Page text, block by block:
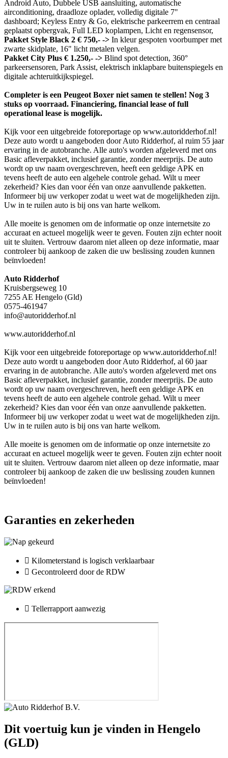
Android Auto, Dubbele USB aansluiting, automatische
airconditioning, draadloze oplader, volledig digitale 7"
dashboard; Keyless Entry & Go, elektrische parkeerrem en centraal
geplaatst opbergvak, Full LED koplampen, Licht en regensensor,
Pakket Style Black 2 € 750,- -> In kleur gespoten voorbumper met
zwarte skidplate, 16" licht metalen velgen.
Pakket City Plus € 1.250,- -> Blind spot detection, 360°
parkeersensoren, Park Assist, elektrisch inklapbare buitenspiegels en
digitale achteruitkijkspiegel.
Completer is een Peugeot Boxer niet samen te stellen! Nog 3
stuks op voorraad. Financiering, financial lease of full
operational lease is mogelijk.
Kijk voor een uitgebreide fotoreportage op www.autoridderhof.nl!
Deze auto wordt u aangeboden door Auto Ridderhof, al ruim 55 jaar
ervaring in de autobranche. Alle auto's worden afgeleverd met ons
Basic afleverpakket, inclusief garantie, zonder meerprijs. De auto
wordt op uw naam overgeschreven, heeft een geldige APK en
tevens heeft de auto een algehele controle gehad. Wilt u meer
zekerheid? Kies dan voor één van onze aanvullende pakketten.
Informeer bij uw verkoper zodat u weet wat de mogelijkheden zijn.
Uw in te ruilen auto is bij ons van harte welkom.
Alle moeite is genomen om de informatie op onze internetsite zo
accuraat en actueel mogelijk weer te geven. Fouten zijn echter nooit
uit te sluiten. Vertrouw daarom niet alleen op deze informatie, maar
controleer bij aankoop de zaken die uw beslissing zouden kunnen
beïnvloeden!
Auto Ridderhof
Kruisbergseweg 10
7255 AE Hengelo (Gld)
0575-461947
info@autoridderhof.nl
www.autoridderhof.nl
Kijk voor een uitgebreide fotoreportage op www.autoridderhof.nl!
Deze auto wordt u aangeboden door Auto Ridderhof, al 60 jaar
ervaring in de autobranche. Alle auto's worden afgeleverd met ons
Basic afleverpakket, inclusief garantie, zonder meerprijs. De auto
wordt op uw naam overgeschreven, heeft een geldige APK en
tevens heeft de auto een algehele controle gehad. Wilt u meer
zekerheid? Kies dan voor één van onze aanvullende pakketten.
Informeer bij uw verkoper zodat u weet wat de mogelijkheden zijn.
Uw in te ruilen auto is bij ons van harte welkom.
Alle moeite is genomen om de informatie op onze internetsite zo
accuraat en actueel mogelijk weer te geven. Fouten zijn echter nooit
uit te sluiten. Vertrouw daarom niet alleen op deze informatie, maar
controleer bij aankoop de zaken die uw beslissing zouden kunnen
beïnvloeden!
Garanties en zekerheden
Kilometerstand is logisch verklaarbaar
Gecontroleerd door de RDW
Tellerrapport aanwezig
Dit voertuig kun je vinden in Hengelo
(GLD)